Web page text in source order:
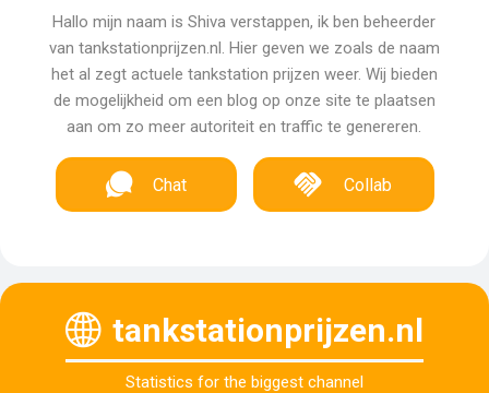
Hallo mijn naam is Shiva verstappen, ik ben beheerder
van tankstationprijzen.nl. Hier geven we zoals de naam
het al zegt actuele tankstation prijzen weer. Wij bieden
de mogelijkheid om een blog op onze site te plaatsen
aan om zo meer autoriteit en traffic te genereren.
Chat Collab
tankstationprijzen.nl
Statistics for the biggest channel